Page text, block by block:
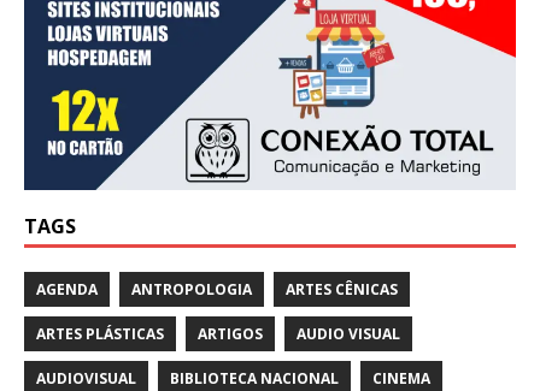
TAGS
AGENDA ANTROPOLOGIA ARTES CÊNICAS
ARTES PLÁSTICAS ARTIGOS AUDIO VISUAL
AUDIOVISUAL BIBLIOTECA NACIONAL CINEMA